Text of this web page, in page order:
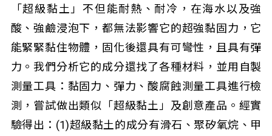
「超級黏土」不但能耐熱、耐冷，在海水以及強
酸、強鹼浸泡下，都無法影響它的超強黏固力，它
能緊緊黏住物體，固化後還具有可彎性，且具有彈
力。我們分析它的成分還找了各種材料，並用自製
測量工具：黏固力、彈力、酸腐蝕測量工具進行檢
測，嘗試做出類似「超級黏土」及創意產品。經實
驗得出：(1)超級黏土的成分有滑石、聚矽氧烷、甲